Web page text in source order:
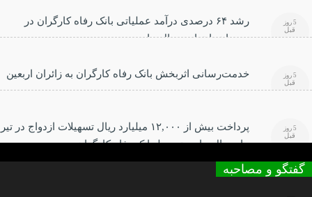
رشد ۶۴ درصدی درآمد عملیاتی بانک رفاه کارگران در
سه‌ماهه ابتدایی سال جاری
5 روز
قبل
خدمت‌رسانی اثربخش بانک رفاه کارگران به زائران اربعین
حسینی
5 روز
قبل
پرداخت بیش از ۱۲,۰۰۰ میلیارد ریال تسهیلات ازدواج در تیر
ماه سال جاری توسط بانک رفاه کارگران
5 روز
قبل
گفتگو و مصاحبه